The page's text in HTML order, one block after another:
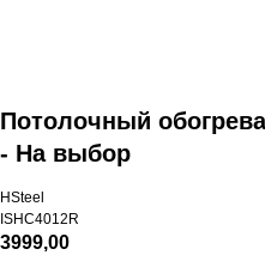
Потолочный
- На выбор
HSteel
ISHС4012R
3999,00